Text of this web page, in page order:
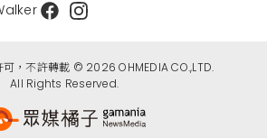
，不許轉載 © 2026 OHMEDIA CO.,LTD.
All Rights Reserved.